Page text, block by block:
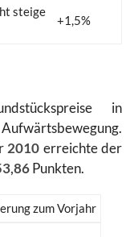
steige
+1,5%
in
2010 erreichte der
Punkten.
zum Vorjahr